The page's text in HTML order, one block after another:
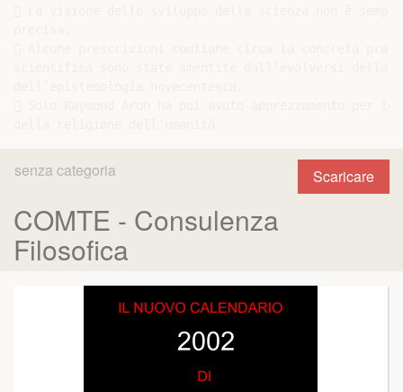
Scaricare
senza categoria
COMTE - Consulenza
Filosofica